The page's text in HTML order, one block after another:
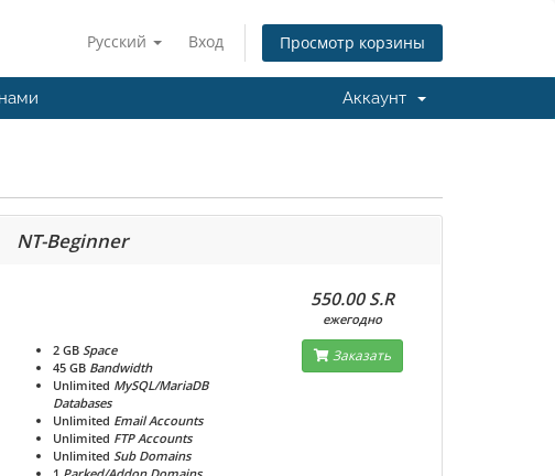
Русский Вход Просмотр корзины
Аккаунт
NT-Beginner
2 GB Space
45 GB Bandwidth
Unlimited MySQL/MariaDB
Databases
Unlimited Email Accounts
Unlimited FTP Accounts
Unlimited Sub Domains
550.00 S.R
ежегодно
Заказать